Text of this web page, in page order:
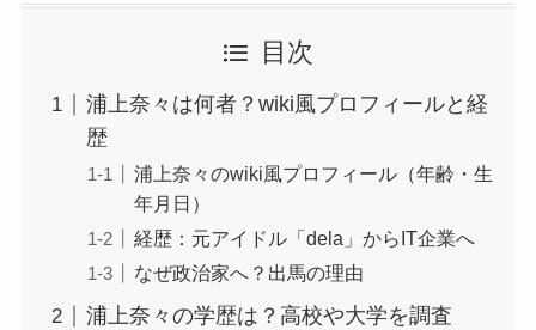
目次
浦上奈々は何者？wiki風プロフィールと経
歴
浦上奈々のwiki風プロフィール（年齢・生
年月日）
経歴：元アイドル「dela」からIT企業へ
なぜ政治家へ？出馬の理由
浦上奈々の学歴は？高校や大学を調査